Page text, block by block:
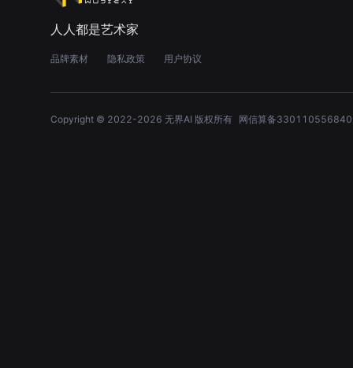
人人都是艺术家
品牌素材 隐私政策 用户协议
Copyright © 2022-2026 无界AI 版权所有 网信算备